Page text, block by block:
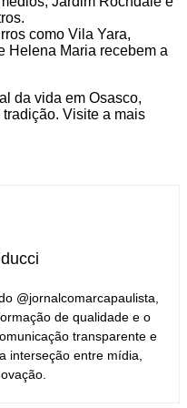
como Vila Yara,
Helena Maria recebem a
da vida em Osasco,
Visite a mais
@jornalcomarcapaulista,
de qualidade e o
transparente e
interseção entre mídia,